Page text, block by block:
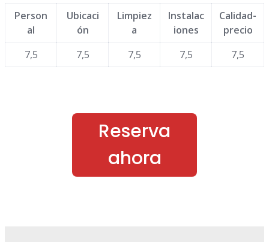
Person
al
Ubicaci
ón
Limpiez
a
Instalac
iones
Calidad-
precio
7,5
7,5 7,5 7,5 7,5
Reserva
ahora